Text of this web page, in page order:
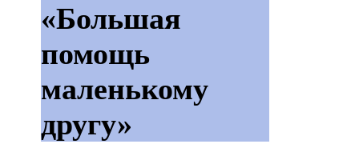
«Большая
помощь
маленькому
другу»